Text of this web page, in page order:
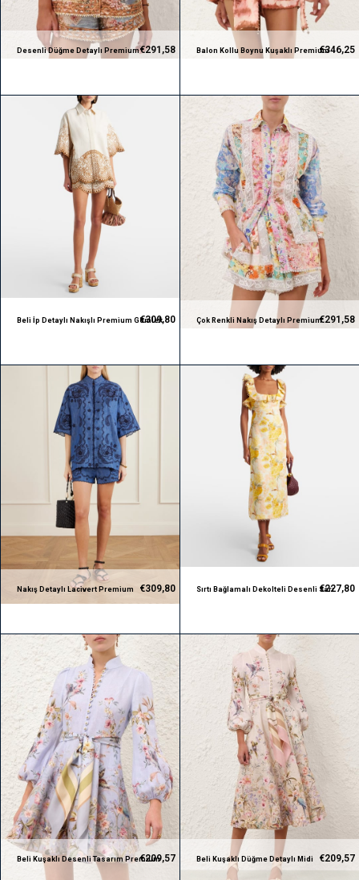
Desenli Düğme Detaylı Premium€291,58
Balon Kollu Boynu Kuşaklı Premium€346,25
Beli İp Detaylı Nakışlı Premium Gömlek
€309,80
Çok Renkli Nakış Detaylı Premium€291,58
Nakış Detaylı Lacivert Premium
Gömlek ve Şort Takım
€309,80
Sırtı Bağlamalı Dekolteli Desenli Sarı€227,80
Beli Kuşaklı Desenli Tasarım Premium
€209,57
Beli Kuşaklı Düğme Detaylı Midi
Tasarım Premium Elbise
€209,57